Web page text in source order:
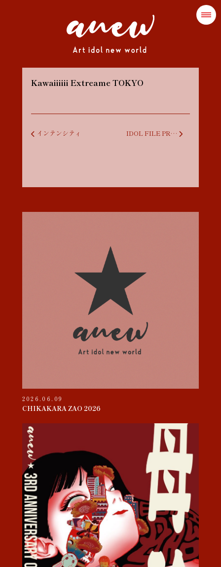
Kawaiiiiii Extreame TOKYO
投稿ナビゲーション
インテンシティ IDOL FILE PRESENTS NEW GENUINE
2026.06.09
CHIKAKARA ZAO 2026